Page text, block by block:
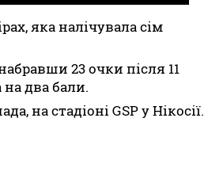
яка налічувала сім
23 очки після 11
на два бали.
на стадіоні GSP у Нікосії.